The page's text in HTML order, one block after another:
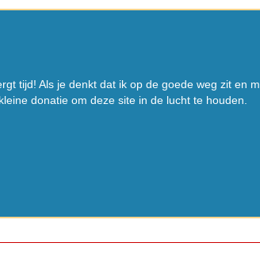
tijd! Als je denkt dat ik op de goede weg zit en
donatie om deze site in de lucht te houden.